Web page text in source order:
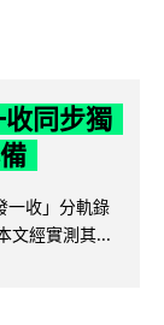
同步獨
一收」分軌錄
文經實測其...